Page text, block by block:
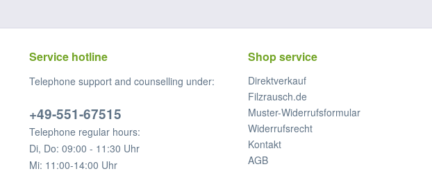
Service hotline
Telephone support and counselling under:
+49-551-67515
Telephone regular hours:
Di, Do: 09:00 - 11:30 Uhr
Mi: 11:00-14:00 Uhr
Shop service
Direktverkauf
Filzrausch.de
Muster-Widerrufsformular
Widerrufsrecht
Kontakt
AGB